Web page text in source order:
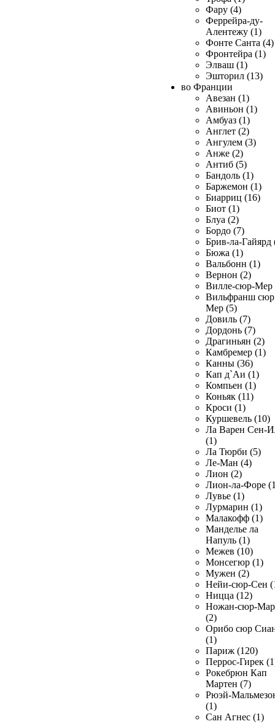
Фару (4)
Феррейра-ду-
Алентежу (1)
Фонте Санта (4)
Фронтейра (1)
Элваш (1)
Эшторил (13)
во Франции
Авезан (1)
Авиньон (1)
Амбуаз (1)
Англет (2)
Ангулем (3)
Анже (2)
Антиб (5)
Бандоль (1)
Баржемон (1)
Биарриц (16)
Биот (1)
Блуа (2)
Бордо (7)
Брив-ла-Гайярд
Бюжа (1)
Вальбонн (1)
Вернон (2)
Вилле-сюр-Мер
Вильфранш сюр
Мер (5)
Довиль (7)
Дордонь (7)
Драгиньян (2)
Камбремер (1)
Канны (36)
Кап д`Аи (1)
Компьен (1)
Коньяк (11)
Кроси (1)
Куршевель (10)
Ла Варен Сен-
(1)
Ла Тюрби (5)
Ле-Ман (4)
Лион (2)
Лион-ла-Форе
Лувье (1)
Лурмарин (1)
Малакофф (1)
Манделье ла
Напуль (1)
Межев (10)
Монсегюр (1)
Мужен (2)
Нейи-сюр-Сен
Ницца (12)
Ножан-сюр-
(2)
Орибо сюр
(1)
Париж (120)
Перрос-Гирек
Рокебрюн Кап
Мартен (7)
Рюэй-
(1)
Сан Агнес (1)